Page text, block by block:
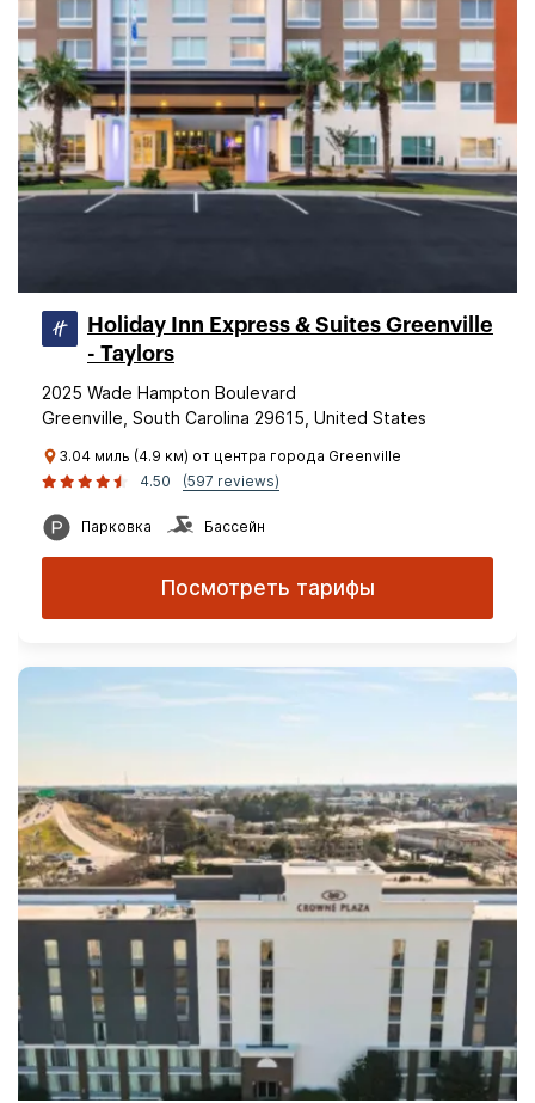
Holiday Inn Express & Suites Greenville
- Taylors
2025 Wade Hampton Boulevard
Greenville, South Carolina 29615, United States
3.04 миль (4.9 км) от центра города Greenville
4.50
(597 reviews)
Парковка Бассейн
Посмотреть тарифы